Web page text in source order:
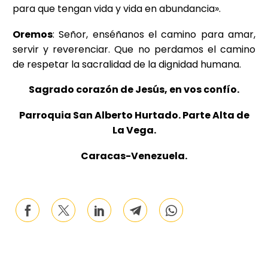
para que tengan vida y vida en abundancia».
Oremos: Señor, enséñanos el camino para amar,
servir y reverenciar. Que no perdamos el camino
de respetar la sacralidad de la dignidad humana.
Sagrado corazón de Jesús, en vos confío.
Parroquia San Alberto Hurtado. Parte Alta de
La Vega.
Caracas-Venezuela.